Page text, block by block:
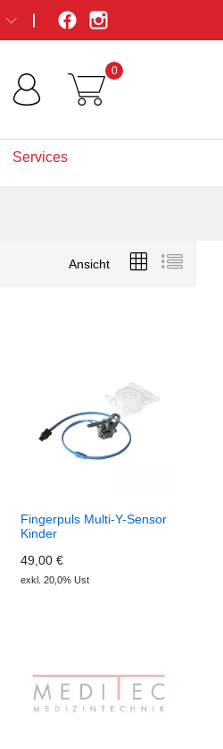
0
Services
Ansicht
Fingerpuls Multi-Y-Sensor
Kinder
49,00 €
exkl. 20,0% Ust